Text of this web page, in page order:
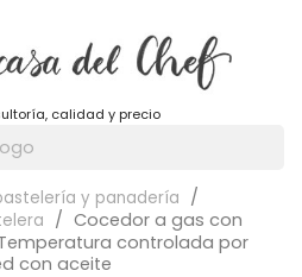
calidad y precio
y panadería
Cocedor a gas con
controlada por
con aceite